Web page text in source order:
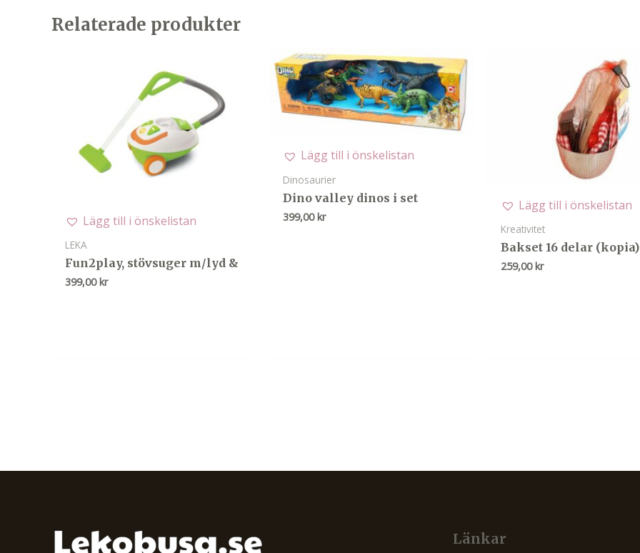
Relaterade produkter
Lägg till i önskelistan
LEKA
Fun2play, stövsuger m/lyd &
399,00kr
Lägg till i önskelistan
Dinosaurier
Dino valley dinos i set
399,00kr
Lägg till i önskelistan
Kreativitet
Bakset 16 delar (kopia)
259,00 kr
Länkar